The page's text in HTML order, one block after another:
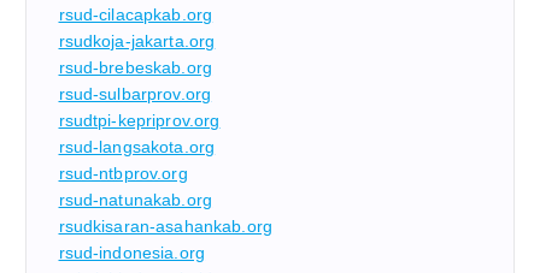
rsud-cilacapkab.org
rsudkoja-jakarta.org
rsud-brebeskab.org
rsud-sulbarprov.org
rsudtpi-kepriprov.org
rsud-langsakota.org
rsud-ntbprov.org
rsud-natunakab.org
rsudkisaran-asahankab.org
rsud-indonesia.org